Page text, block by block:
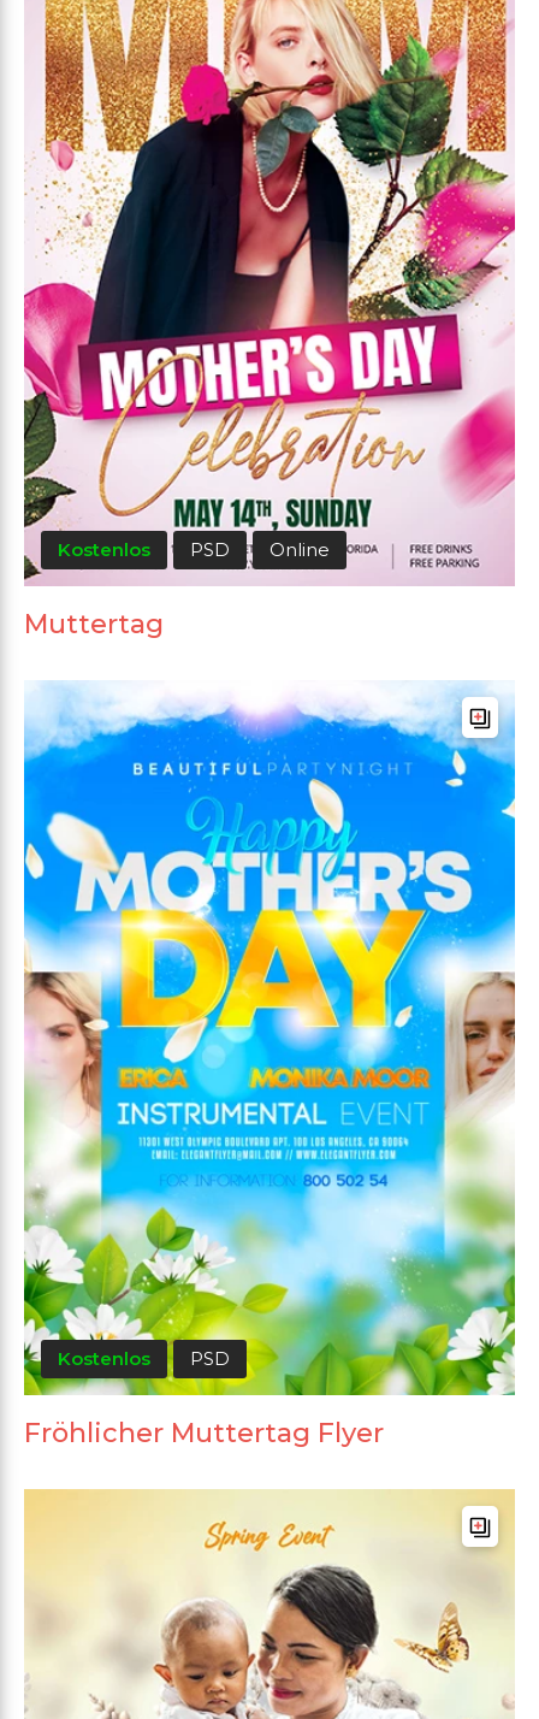
Kostenlos PSD Online
Muttertag
Kostenlos PSD
Fröhlicher Muttertag Flyer